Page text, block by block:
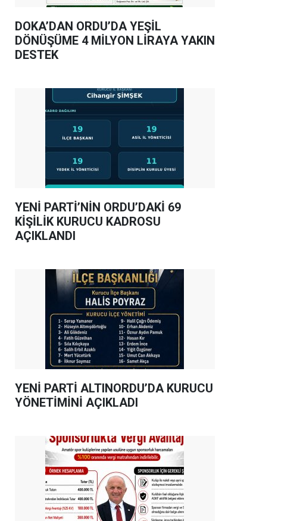
DOKA’DAN ORDU’DA YEŞİL
DÖNÜŞÜME 4 MİLYON LİRAYA YAKIN
DESTEK
YENİ PARTİ’NİN ORDU’DAKİ 69
KİŞİLİK KURUCU KADROSU
AÇIKLANDI
YENİ PARTİ ALTINORDU’DA KURUCU
YÖNETİMİNİ AÇIKLADI